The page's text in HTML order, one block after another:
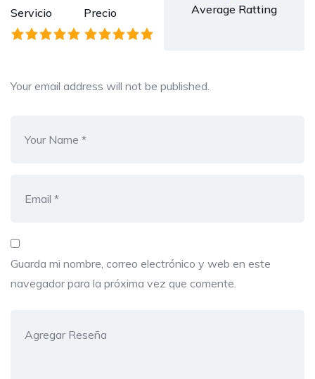
Servicio Precio Average Ratting
Your email address will not be published.
Guarda mi nombre, correo electrónico y web en este
navegador para la próxima vez que comente.